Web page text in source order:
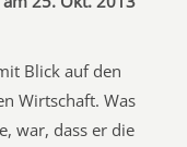
Blick auf den
Wirtschaft. Was
war, dass er die